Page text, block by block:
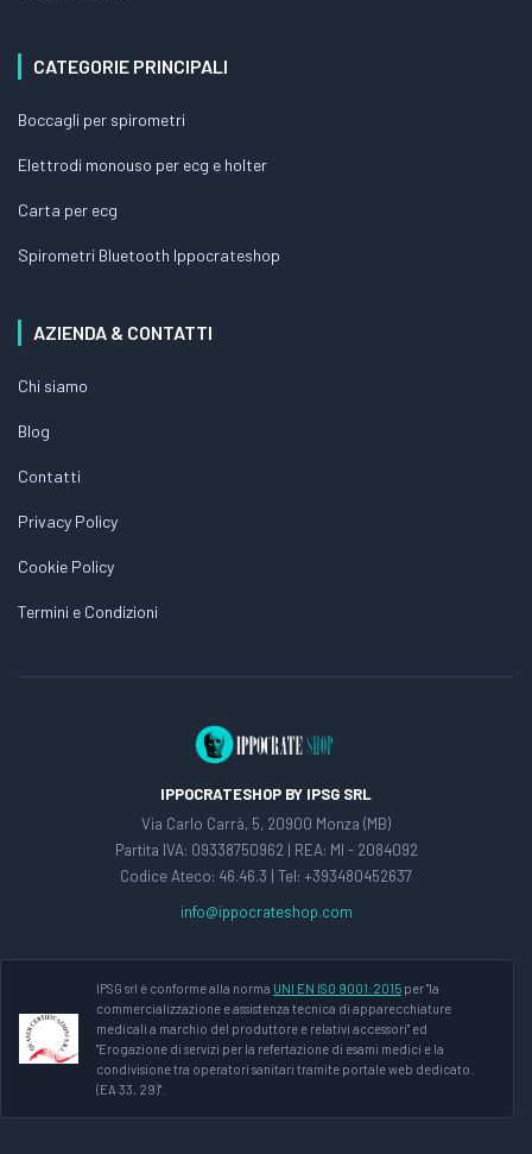
CATEGORIE PRINCIPALI
Boccagli per spirometri
Elettrodi monouso per ecg e holter
Carta per ecg
Spirometri Bluetooth Ippocrateshop
AZIENDA & CONTATTI
Chi siamo
Blog
Contatti
Privacy Policy
Cookie Policy
Termini e Condizioni
IPPOCRATESHOP BY IPSG SRL
Via Carlo Carrà, 5, 20900 Monza (MB)
Partita IVA: 09338750962 | REA: MI - 2084092
Codice Ateco: 46.46.3 | Tel: +393480452637
info@ippocrateshop.com
IPSG srl è conforme alla norma UNI EN ISO 9001:2015 per "la
commercializzazione e assistenza tecnica di apparecchiature
medicali a marchio del produttore e relativi accessori" ed
"Erogazione di servizi per la refertazione di esami medici e la
condivisione tra operatori sanitari tramite portale web dedicato.
(EA 33, 29)".